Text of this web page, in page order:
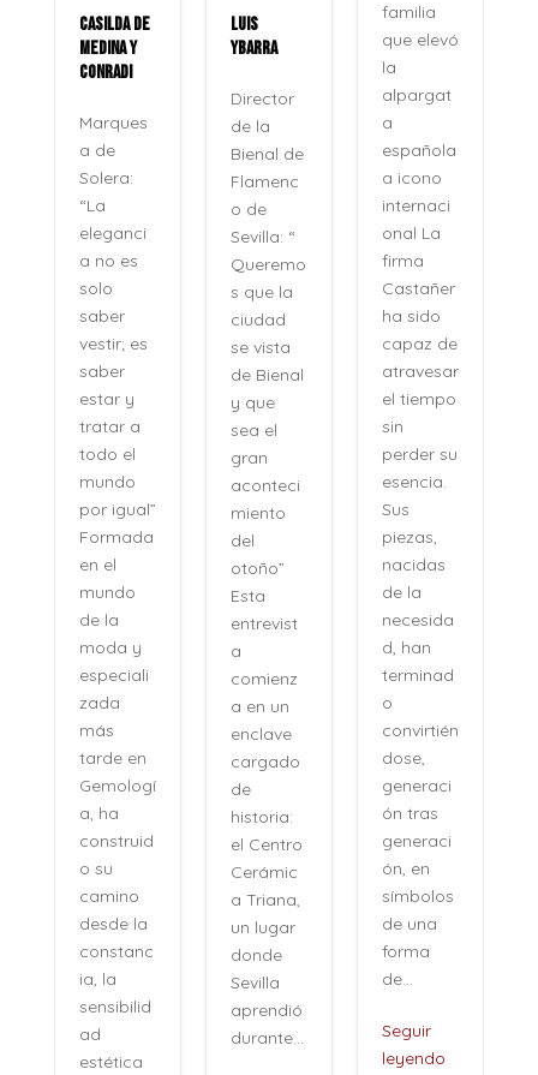
CASILDA DE
MEDINA Y
CONRADI
Marques
a de
Solera:
“La
eleganci
a no es
solo
saber
vestir; es
saber
estar y
tratar a
todo el
mundo
por igual”
Formada
en el
mundo
de la
moda y
especiali
zada
más
tarde en
Gemologí
a, ha
construid
o su
camino
desde la
constanc
ia, la
sensibilid
ad
estética
LUIS
YBARRA
Director
de la
Bienal de
Flamenc
o de
Sevilla: “
Queremo
s que la
ciudad
se vista
de Bienal
y que
sea el
gran
aconteci
miento
del
otoño”
Esta
entrevist
a
comienz
a en un
enclave
cargado
de
historia:
el Centro
Cerámic
a Triana,
un lugar
donde
Sevilla
aprendió
durante...
familia
que elevó
la
alpargat
a
española
a icono
internaci
onal La
firma
Castañer
ha sido
capaz de
atravesar
el tiempo
sin
perder su
esencia.
Sus
piezas,
nacidas
de la
necesida
d, han
terminad
o
convirtién
dose,
generaci
ón tras
generaci
ón, en
símbolos
de una
forma
de...
Seguir
leyendo